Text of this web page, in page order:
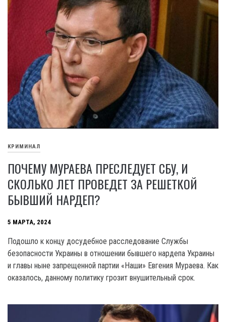
КРИМИНАЛ
ПОЧЕМУ МУРАЕВА ПРЕСЛЕДУЕТ СБУ, И
СКОЛЬКО ЛЕТ ПРОВЕДЕТ ЗА РЕШЕТКОЙ
БЫВШИЙ НАРДЕП?
5 МАРТА, 2024
Подошло к концу досудебное расследование Службы
безопасности Украины в отношении бывшего нардепа Украины
и главы ныне запрещенной партии «Наши» Евгения Мураева. Как
оказалось, данному политику грозит внушительный срок.